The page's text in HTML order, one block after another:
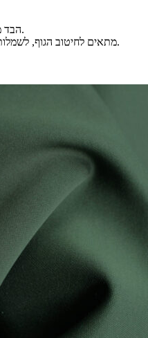
הבד מכיל לייקרה ונמתח לשני כיוונים.
מתאים לחיטוב הגוף, לשמלות מעוצבות , עליוניות וקפוצו’נים.